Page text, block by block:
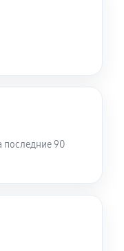
Мобил К С 75
Мобил К С
последние 90